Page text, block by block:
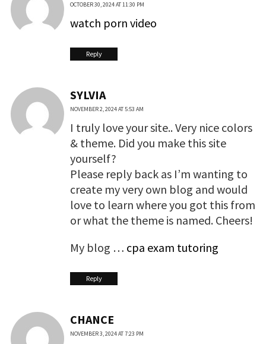
OCTOBER 30, 2024 AT 11:30 PM
watch porn video
Reply
SYLVIA
NOVEMBER 2, 2024 AT 5:53 AM
I truly love your site.. Very nice colors
& theme. Did you make this site
yourself?
Please reply back as I’m wanting to
create my very own blog and would
love to learn where you got this from
or what the theme is named. Cheers!
My blog … cpa exam tutoring
Reply
CHANCE
NOVEMBER 3, 2024 AT 7:23 PM